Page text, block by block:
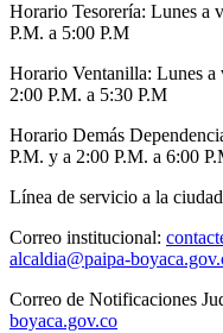
Horario Tesorería: Lunes a
P.M. a 5:00 P.M
Horario Ventanilla: Lunes
2:00 P.M. a 5:30 P.M
Horario Demás
P.M. y a 2:00 P.M. a 6:00
Línea de servicio a la
Correo institucional:
alcaldia@paipa-
Correo de Notificaciones
boyaca.gov.co